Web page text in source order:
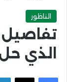
الناظور
تفاصيل
الذي
Facebook
X